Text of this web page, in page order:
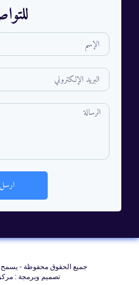
ارسل
جمیع الحقوق محفوظة - يسمح
تصميم وبرمجة :